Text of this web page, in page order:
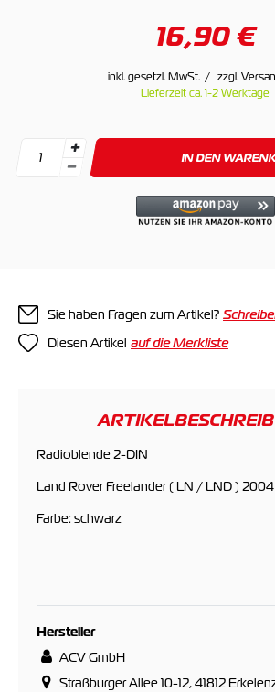
16,90 €
inkl. gesetzl. MwSt. zzgl.
Lieferzeit ca. 1-2 Werktage
IN DEN
Sie haben Fragen zum Artikel?
Diesen Artikel
Radioblende 2-DIN
Land Rover Freelander ( LN / LND )
Farbe: schwarz
Hersteller
ACV GmbH
Straßburger Allee 10-12, 41812